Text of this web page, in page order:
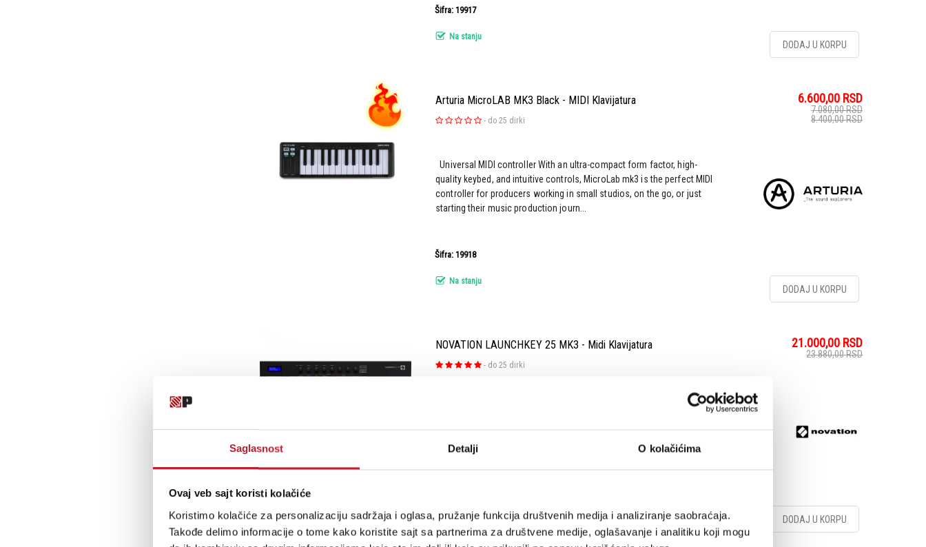
Saglasnost Detalji O kolačićima
Ovaj veb sajt koristi kolačiće
Koristimo kolačiće za personalizaciju sadržaja i oglasa, pružanje funkcija društvenih medija i analiziranje saobraćaja.
Takođe delimo informacije o tome kako koristite sajt sa partnerima za društvene medije, oglašavanje i analitiku koji mogu
Šifra: 19917
Na stanju
DODAJ U KORPU
Arturia MicroLAB MK3 Black - MIDI Klavijatura
- do 25 dirki
6.600,00 RSD
7.080,00RSD
8.400,00RSD
Universal MIDI controller With an ultra-compact form factor, high-
quality keybed, and intuitive controls, MicroLab mk3 is the perfect MIDI
controller for producers working in small studios, on the go, or just
starting their music production journ...
Šifra: 19918
Na stanju
DODAJ U KORPU
NOVATION LAUNCHKEY 25 MK3 - Midi Klavijatura
- do 25 dirki
21.000,00 RSD
23.880,00RSD
Made To Create Launchkey is our intuitive and fully integrated MIDI
Na stanju
DODAJ U KORPU